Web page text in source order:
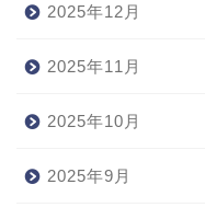
2025年12月
2025年11月
2025年10月
2025年9月